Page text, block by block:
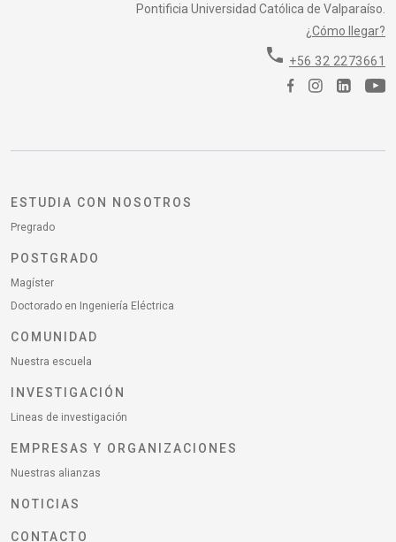
Pontificia Universidad Católica de Valparaíso.
¿Cómo llegar?
phone +56 32 2273661
ESTUDIA CON NOSOTROS
Pregrado
POSTGRADO
Magíster
Doctorado en Ingeniería Eléctrica
COMUNIDAD
Nuestra escuela
INVESTIGACIÓN
Lineas de investigación
EMPRESAS Y ORGANIZACIONES
Nuestras alianzas
NOTICIAS
CONTACTO